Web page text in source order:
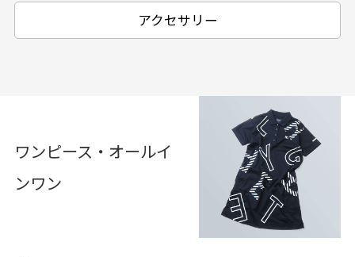
アクセサリー
ワンピース・オールイ
ンワン